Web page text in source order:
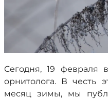
Сегодня, 19 февраля
орнитолога. В честь
месяц зимы, мы